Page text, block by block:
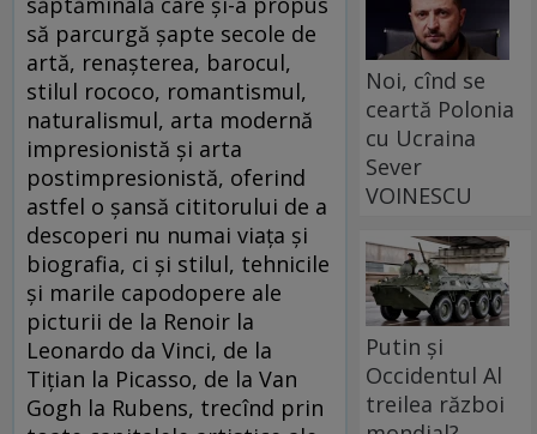
să parcurgă şapte secole de
artă, renaşterea, barocul,
stilul rococo, romantismul,
naturalismul, arta modernă
impresionistă şi arta
postimpresionistă, oferind
astfel o şansă cititorului de a
descoperi nu numai viaţa şi
biografia, ci şi stilul, tehnicile
şi marile capodopere ale
picturii de la Renoir la
Leonardo da Vinci, de la
Tiţian la Picasso, de la Van
Gogh la Rubens, trecînd prin
Noi, cînd se
ceartă Polonia
cu Ucraina
Sever
VOINESCU
Putin și
Occidentul Al
treilea război